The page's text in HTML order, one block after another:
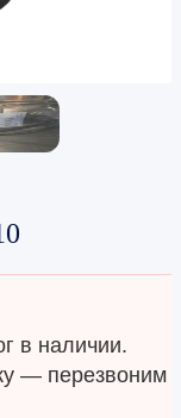
в наличии.
— перезвоним